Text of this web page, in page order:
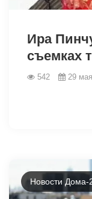
Ира
съемках
542 29
Новости Дома-